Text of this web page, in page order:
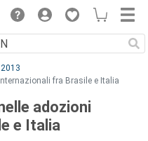
2013
fra Brasile e Italia
adozioni
e Italia